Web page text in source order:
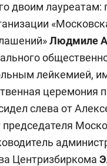
двоим
Людмиле
лейкемией,
церемония
слева от
председателя
Центризбиркома